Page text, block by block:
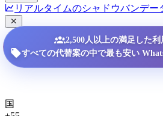
リアルタイムのシャドウバンデー
2,500人以上の満足した利
すべての代替案の中で最も安い
国